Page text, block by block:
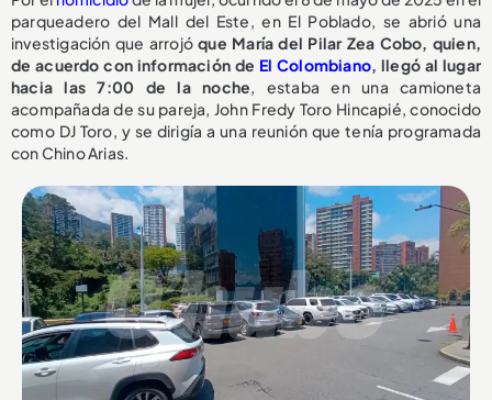
parqueadero del Mall del Este, en El Poblado, se abrió una
investigación que arrojóque María del Pilar Zea Cobo, quien,
de acuerdo con información de El Colombiano, llegó al lugar
hacia las 7:00 de la noche, estaba en una camioneta
acompañada de su pareja, John Fredy Toro Hincapié, conocido
como DJ Toro, y se dirigía a una reunión que tenía programada
con Chino Arias.